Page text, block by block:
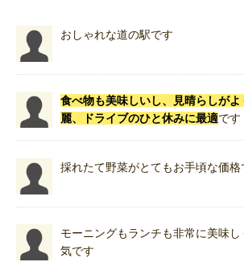
おしゃれな道の駅です
食べ物も美味しいし、見晴らしが
麗、ドライブのひと休みに最適です
採れたて野菜がとてもお手頃な価格
モーニングもランチも非常に美味
気です